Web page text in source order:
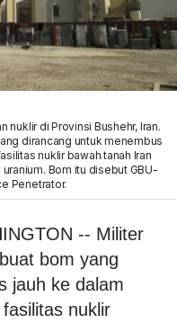
nuklir di Provinsi Bushehr, Iran.
dirancang untuk menembus
nuklir bawah tanah Iran
Bom itu disebut GBU-
Penetrator.
-- Militer
bom yang
jauh ke dalam
nuklir